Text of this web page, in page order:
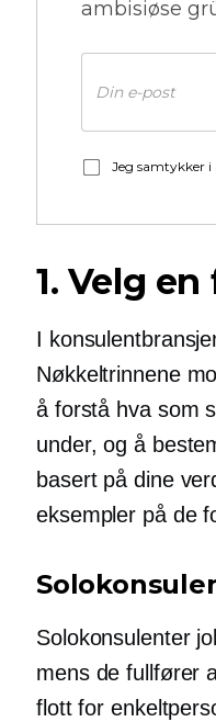
ambisiøse
Jeg samtykker i
1. Velg
I
Nøkkeltrinnene
å forstå hva som
under, og å
basert på dine
eksempler på de
Solokonsulenter
mens de fullfører
flott for